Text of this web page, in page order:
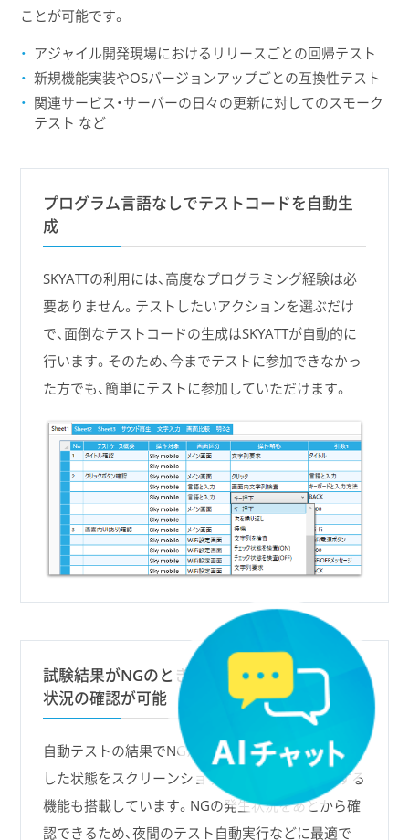
ことが可能です。
アジャイル開発現場におけるリリースごとの回帰テスト
新規機能実装やOSバージョンアップごとの互換性テスト
関連サービス・サーバーの日々の更新に対してのスモーク
テスト など
プログラム言語なしでテストコードを自動生
成
SKYATTの利用には、高度なプログラミング経験は必
要ありません。テストしたいアクションを選ぶだけ
で、面倒なテストコードの生成はSKYATTが自動的に
行います。そのため、今までテストに参加できなかっ
た方でも、簡単にテストに参加していただけます。
試験結果がNGのとき、スクリーンショットで
状況の確認が可能
自動テストの結果でNGが出てしまった場合に、発生
した状態をスクリーンショットとして取得・保存する
機能も搭載しています。NGの発生状況をあとから確
認できるため、夜間のテスト自動実行などに最適で